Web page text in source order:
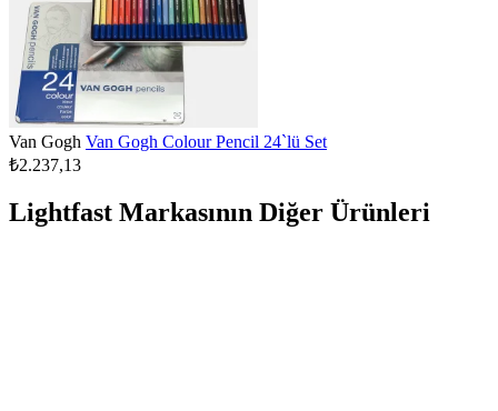
Van Gogh Van Gogh Colour Pencil 24`lü Set
₺2.237,13
Lightfast Markasının Diğer Ürünleri